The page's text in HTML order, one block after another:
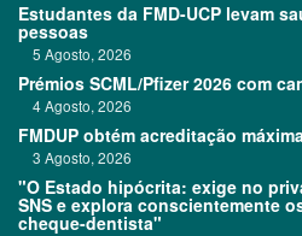
Estudantes da FMD-UCP levam
pessoas
5 Agosto, 2026
Prémios SCML/Pfizer 2026 com
4 Agosto, 2026
FMDUP obtém acreditação
3 Agosto, 2026
"O Estado hipócrita: exige no
SNS e explora conscientemente
cheque-dentista"